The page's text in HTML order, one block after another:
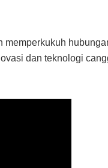
dan teknologi